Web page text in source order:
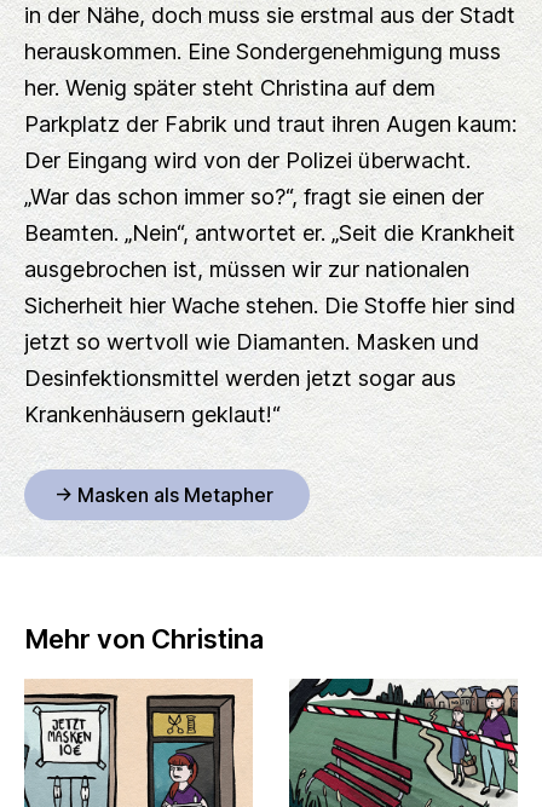
in der Nähe, doch muss sie erstmal aus der Stadt
herauskommen. Eine Sondergenehmigung muss
her. Wenig später steht Christina auf dem
Parkplatz der Fabrik und traut ihren Augen kaum:
Der Eingang wird von der Polizei überwacht.
„War das schon immer so?“, fragt sie einen der
Beamten. „Nein“, antwortet er. „Seit die Krankheit
ausgebrochen ist, müssen wir zur nationalen
Sicherheit hier Wache stehen. Die Stoffe hier sind
jetzt so wertvoll wie Diamanten. Masken und
Desinfektionsmittel werden jetzt sogar aus
Krankenhäusern geklaut!“
-> Masken als Metapher
Mehr von Christina